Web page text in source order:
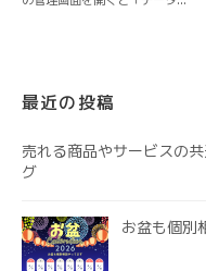
最近の投稿
売れる商品やサービスの
グ
お盆も個別